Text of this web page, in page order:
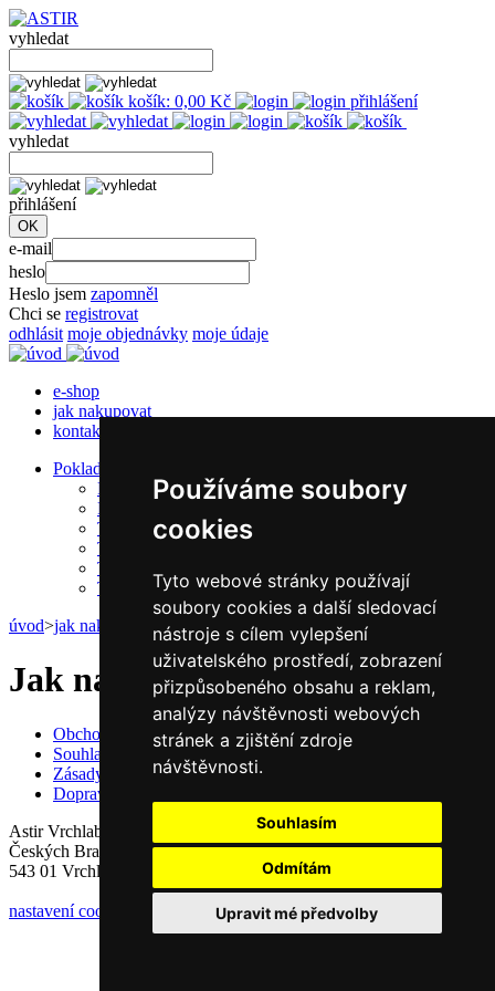
Používáme soubory
cookies
Tyto webové stránky používají
soubory cookies a další sledovací
nástroje s cílem vylepšení
uživatelského prostředí, zobrazení
přizpůsobeného obsahu a reklam,
analýzy návštěvnosti webových
stránek a zjištění zdroje
návštěvnosti.
Souhlasím
Odmítám
Upravit mé předvolby
vyhledat
košík: 0,00 Kč přihlášení
vyhledat
přihlášení
e-mail
heslo
Heslo jsem zapomněl
Chci se registrovat
odhlásit moje objednávky moje údaje
e-shop
jak nakupovat
kontakt
Pokladní kotoučky
Papírové kotoučky s kopií 1+1
Papírové kotoučky
TERMO kotoučky pokladna / terminál
TERMO kotoučky bez dutinky
TERMO kotoučky speciální
TERMO kotoučky ekologické
úvod>jak nakupovat
Jak nakupovat
Obchodní podmínky
Souhlas se zpracováním osobních údajů
Zásady zpracování osobních údajů
Doprava a platba
Astir Vrchlabí, s.r.o.
Českých Bratří 1376
543 01 Vrchlabí
nastavení cookies